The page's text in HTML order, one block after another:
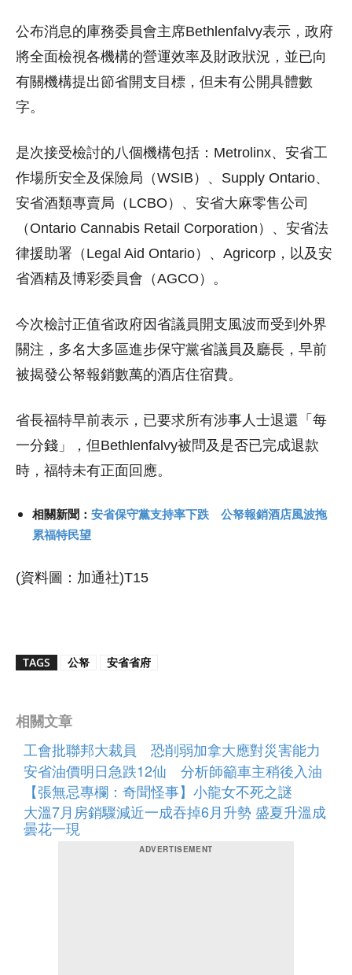
公布消息的庫務委員會主席Bethlenfalvy表示，政府
將全面檢視各機構的營運效率及財政狀況，並已向
有關機構提出節省開支目標，但未有公開具體數
字。
是次接受檢討的八個機構包括：Metrolinx、安省工
作場所安全及保險局（WSIB）、Supply Ontario、
安省酒類專賣局（LCBO）、安省大麻零售公司
（Ontario Cannabis Retail Corporation）、安省法
律援助署（Legal Aid Ontario）、Agricorp，以及安
省酒精及博彩委員會（AGCO）。
今次檢討正值省政府因省議員開支風波而受到外界
關注，多名大多區進步保守黨省議員及廳長，早前
被揭發公帑報銷數萬的酒店住宿費。
省長福特早前表示，已要求所有涉事人士退還「每
一分錢」，但Bethlenfalvy被問及是否已完成退款
時，福特未有正面回應。
相關新聞： 安省保守黨支持率下跌 公帑報銷酒店風波拖
累福特民望
(資料圖：加通社)T15
TAGS 公帑 安省省府
相關文章
工會批聯邦大裁員 恐削弱加拿大應對災害能力
安省油價明日急跌12仙 分析師籲車主稍後入油
【張無忌專欄：奇聞怪事】小龍女不死之謎
大溫7月房銷驟減近一成吞掉6月升勢 盛夏升溫成
曇花一現